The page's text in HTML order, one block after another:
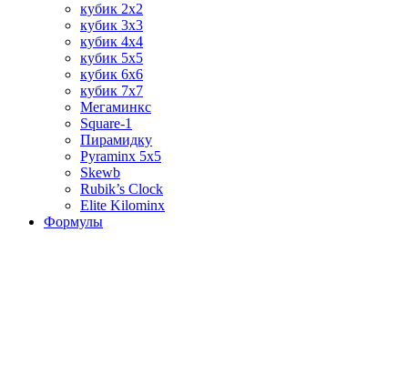
кубик 2х2
кубик 3х3
кубик 4х4
кубик 5х5
кубик 6х6
кубик 7х7
Мегаминкс
Square-1
Пирамидку
Pyraminx 5х5
Skewb
Rubik’s Clock
Elite Kilominx
Формулы